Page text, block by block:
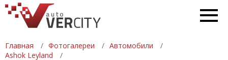
Главная Фотогалереи
Автомобили
Ashok Leyland